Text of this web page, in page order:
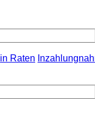
in Raten